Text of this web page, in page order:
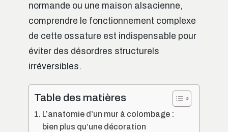
normande ou une maison alsacienne,
comprendre le fonctionnement complexe
de cette ossature est indispensable pour
éviter des désordres structurels
irréversibles.
Table des matières
L’anatomie d’un mur à colombage :
bien plus qu’une décoration